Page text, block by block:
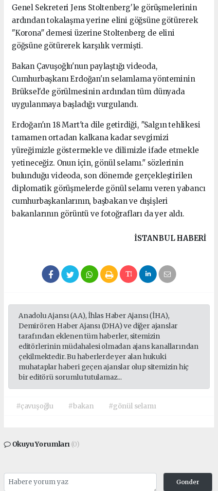
Genel Sekreteri Jens Stoltenberg'le görüşmelerinin
ardından tokalaşma yerine elini göğsüne götürerek
"Korona" demesi üzerine Stoltenberg de elini
göğsüne götürerek karşılık vermişti.
Bakan Çavuşoğlu'nun paylaştığı videoda,
Cumhurbaşkanı Erdoğan'ın selamlama yönteminin
Brüksel'de görülmesinin ardından tüm dünyada
uygulanmaya başladığı vurgulandı.
Erdoğan'ın 18 Mart'ta dile getirdiği, "Salgın tehlikesi
tamamen ortadan kalkana kadar sevgimizi
yüreğimizle göstermekle ve dilimizle ifade etmekle
yetineceğiz. Onun için, gönül selamı." sözlerinin
bulunduğu videoda, son dönemde gerçekleştirilen
diplomatik görüşmelerde gönül selamı veren yabancı
cumhurbaşkanlarının, başbakan ve dışişleri
bakanlarının görüntü ve fotoğrafları da yer aldı.
beşiktaş
escort
beylikdüzü
escort
avcılar
escort
İSTANBUL HABERİ
Anadolu Ajansı (AA), İhlas Haber Ajansı (İHA),
Demirören Haber Ajansı (DHA) ve diğer ajanslar
tarafından eklenen tüm haberler, sitemizin
editörlerinin müdahalesi olmadan ajans kanallarından
çekilmektedir. Bu haberlerde yer alan hukuki
muhataplar haberi geçen ajanslar olup sitemizin hiç
bir editörü sorumlu tutulamaz...
#çavuşoğlu #bakan #gönül selamı
Okuyu Yorumları (0)
Gonder